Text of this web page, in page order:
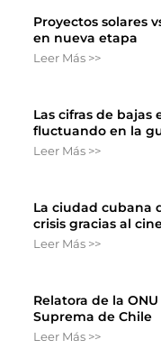
Proyectos solares
en nueva etapa
Leer Más >>
Las cifras de bajas
fluctuando en la
Leer Más >>
La ciudad cubana
crisis gracias al
Leer Más >>
Relatora de la
Suprema de Chile
Leer Más >>